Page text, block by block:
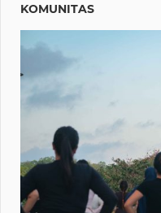
KOMUNITAS